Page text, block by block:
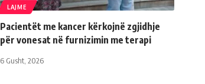
LAJME
Pacientët me kancer kërkojnë zgjidhje
për vonesat në furnizimin me terapi
6 Gusht, 2026